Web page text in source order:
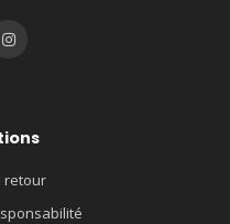
retour